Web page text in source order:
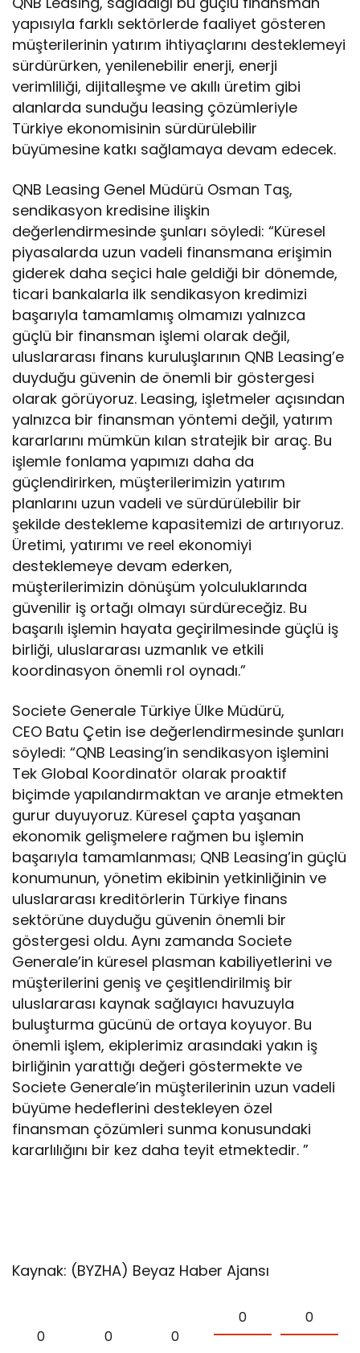
yapısıyla farklı sektörlerde faaliyet gösteren
müşterilerinin yatırım ihtiyaçlarını desteklemeyi
sürdürürken, yenilenebilir enerji, enerji
verimliliği, dijitalleşme ve akıllı üretim gibi
alanlarda sunduğu leasing çözümleriyle
Türkiye ekonomisinin sürdürülebilir
büyümesine katkı sağlamaya devam edecek.
QNB Leasing Genel Müdürü Osman Taş,
sendikasyon kredisine ilişkin
değerlendirmesinde şunları söyledi: “Küresel
piyasalarda uzun vadeli finansmana erişimin
giderek daha seçici hale geldiği bir dönemde,
ticari bankalarla ilk sendikasyon kredimizi
başarıyla tamamlamış olmamızı yalnızca
güçlü bir finansman işlemi olarak değil,
uluslararası finans kuruluşlarının QNB Leasing’e
duyduğu güvenin de önemli bir göstergesi
olarak görüyoruz. Leasing, işletmeler açısından
yalnızca bir finansman yöntemi değil, yatırım
kararlarını mümkün kılan stratejik bir araç. Bu
işlemle fonlama yapımızı daha da
güçlendirirken, müşterilerimizin yatırım
planlarını uzun vadeli ve sürdürülebilir bir
şekilde destekleme kapasitemizi de artırıyoruz.
Üretimi, yatırımı ve reel ekonomiyi
desteklemeye devam ederken,
müşterilerimizin dönüşüm yolculuklarında
güvenilir iş ortağı olmayı sürdüreceğiz. Bu
başarılı işlemin hayata geçirilmesinde güçlü iş
birliği, uluslararası uzmanlık ve etkili
koordinasyon önemli rol oynadı.”
Societe Generale Türkiye Ülke Müdürü,
CEO Batu Çetin ise değerlendirmesinde şunları
söyledi: “QNB Leasing’in sendikasyon işlemini
Tek Global Koordinatör olarak proaktif
biçimde yapılandırmaktan ve aranje etmekten
gurur duyuyoruz. Küresel çapta yaşanan
ekonomik gelişmelere rağmen bu işlemin
başarıyla tamamlanması; QNB Leasing’in güçlü
konumunun, yönetim ekibinin yetkinliğinin ve
uluslararası kreditörlerin Türkiye finans
sektörüne duyduğu güvenin önemli bir
göstergesi oldu. Aynı zamanda Societe
Generale’in küresel plasman kabiliyetlerini ve
müşterilerini geniş ve çeşitlendirilmiş bir
uluslararası kaynak sağlayıcı havuzuyla
buluşturma gücünü de ortaya koyuyor. Bu
önemli işlem, ekiplerimiz arasındaki yakın iş
birliğinin yarattığı değeri göstermekte ve
Societe Generale’in müşterilerinin uzun vadeli
büyüme hedeflerini destekleyen özel
finansman çözümleri sunma konusundaki
kararlılığını bir kez daha teyit etmektedir. ”
Kaynak: (BYZHA) Beyaz Haber Ajansı
0 0 0
0 0